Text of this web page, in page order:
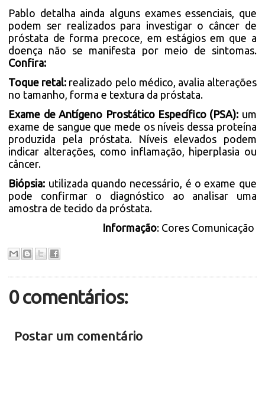
Pablo detalha ainda alguns exames essenciais, que
podem ser realizados para investigar o câncer de
próstata de forma precoce, em estágios em que a
doença não se manifesta por meio de sintomas.
Confira:
Toque retal: realizado pelo médico, avalia alterações
no tamanho, forma e textura da próstata.
Exame de Antígeno Prostático Específico (PSA): um
exame de sangue que mede os níveis dessa proteína
produzida pela próstata. Níveis elevados podem
indicar alterações, como inflamação, hiperplasia ou
câncer.
Biópsia: utilizada quando necessário, é o exame que
pode confirmar o diagnóstico ao analisar uma
amostra de tecido da próstata.
Informação: Cores Comunicação
0 comentários:
Postar um comentário